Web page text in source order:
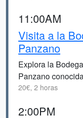
11:00AM
Visita a la
Panzano
Explora la
Panzano
20€, 2 horas
2:00PM